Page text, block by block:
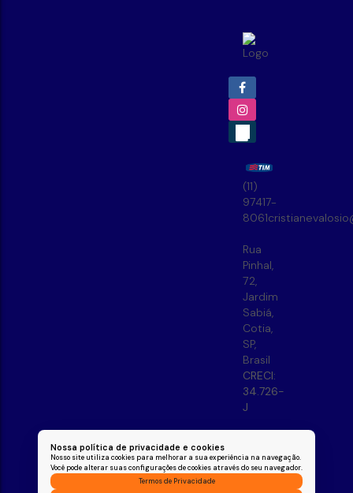
Nossa política de privacidade e cookies
Nosso site utiliza cookies para melhorar a sua experiência na navegação.
Você pode alterar suas configurações de cookies através do seu navegador.
Termos de Privacidade
(11)
97417-
8061
Rua
Pinhal,
72,
Jardim
Sabiá,
Cotia,
SP,
Brasil
CRECI:
34.726-
J